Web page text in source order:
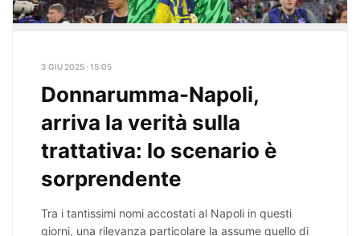
3 GIU 2025 · 15:05
Donnarumma-Napoli,
arriva la verità sulla
trattativa: lo scenario è
sorprendente
Tra i tantissimi nomi accostati al Napoli in questi
giorni, una rilevanza particolare la assume quello di